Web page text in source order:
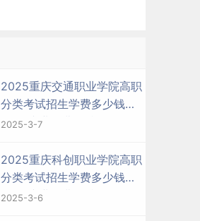
2025重庆交通职业学院高职
分类考试招生学费多少钱一
年-各专业收费标准
2025-3-7
2025重庆科创职业学院高职
分类考试招生学费多少钱一
年-各专业收费标准
2025-3-6